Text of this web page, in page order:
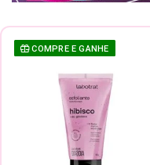
COMPRE E GANHE